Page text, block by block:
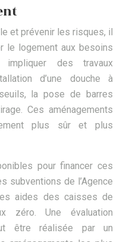
et prévenir les risques, il
le logement aux besoins
des travaux
d’une douche à
la pose de barres
Ces aménagements
plus sûr et plus
pour financer ces
subventions de l’Agence
aides des caisses de
Une évaluation
être réalisée par un